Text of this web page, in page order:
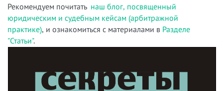
Рекомендуем почитать наш блог, посвященный
юридическим и судебным кейсам (арбитражной
практике), и ознакомиться с материалами в Разделе
"Статьи".